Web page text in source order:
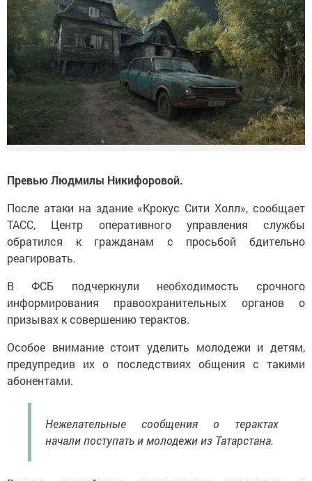
Превью Людмилы Никифоровой.
После атаки на здание «Крокус Сити Холл», сообщает
ТАСС, Центр оперативного управления службы
обратился к гражданам с просьбой бдительно
реагировать.
В ФСБ подчеркнули необходимость срочного
информирования правоохранительных органов о
призывах к совершению терактов.
Особое внимание стоит уделить молодежи и детям,
предупредив их о последствиях общения с такими
абонентами.
Нежелательные сообщения о терактах
начали поступать и молодежи из Татарстана.